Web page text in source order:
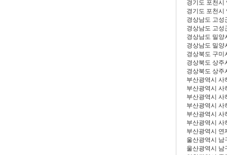
경기도 포천시
경기도 포천시
경상남도 고성
경상남도 고성
경상남도 밀양
경상남도 밀양
경상북도 구미
경상북도 상주
경상북도 상주
부산광역시 사
부산광역시 사
부산광역시 사
부산광역시 사
부산광역시 사
부산광역시 사
부산광역시 연
울산광역시 남
울산광역시 남